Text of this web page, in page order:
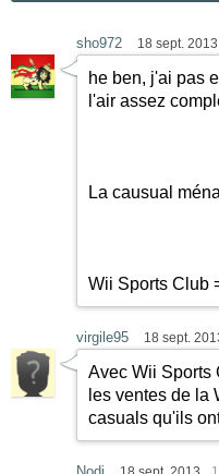
sho972 18 sept. 2013
he ben, j'ai pas
l'air assez
La causual
Wii Sports Club
virgile95 18 sept.
Avec Wii Sports
les ventes de la
casuals qu'ils